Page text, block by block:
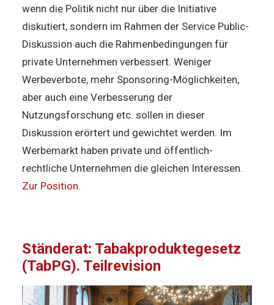
wenn die Politik nicht nur über die Initiative
diskutiert, sondern im Rahmen der Service Public-
Diskussion auch die Rahmenbedingungen für
private Unternehmen verbessert. Weniger
Werbeverbote, mehr Sponsoring-Möglichkeiten,
aber auch eine Verbesserung der
Nutzungsforschung etc. sollen in dieser
Diskussion erörtert und gewichtet werden. Im
Werbemarkt haben private und öffentlich-
rechtliche Unternehmen die gleichen Interessen.
Zur Position.
Ständerat: Tabakproduktegesetz
(TabPG). Teilrevision